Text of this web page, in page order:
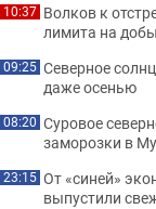
10:37 Волков к
лимита на
09:25 Северное
даже осенью
08:20 Суровое
заморозки в
23:15 От «синей»
выпустили